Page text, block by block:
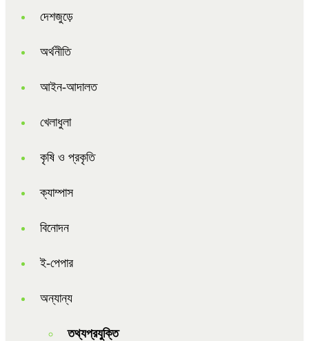
দেশজুড়ে
অর্থনীতি
আইন-আদালত
খেলাধুলা
কৃষি ও প্রকৃতি
ক্যাম্পাস
বিনোদন
ই-পেপার
অন্যান্য
তথ্যপ্রযুক্তি